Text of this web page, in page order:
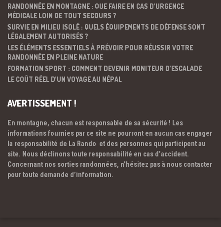
RANDONNÉE EN MONTAGNE : QUE FAIRE EN CAS D’URGENCE
MÉDICALE LOIN DE TOUT SECOURS ?
SURVIE EN MILIEU ISOLÉ : QUELS ÉQUIPEMENTS DE DÉFENSE SONT
LÉGALEMENT AUTORISÉS ?
LES ÉLÉMENTS ESSENTIELS À PRÉVOIR POUR RÉUSSIR VOTRE
RANDONNÉE EN PLEINE NATURE
FORMATION SPORT : COMMENT DEVENIR MONITEUR D’ESCALADE
LE COÛT RÉEL D’UN VOYAGE AU NÉPAL
AVERTISSEMENT !
En montagne, chacun est responsable de sa sécurité ! Les
informations fournies par ce site ne pourront en aucun cas engager
la responsabilité de La Rando et des personnes qui participent au
site. Nous déclinons toute responsabilité en cas d’accident.
Concernant nos sorties randonnées, n’hésitez pas à nous contacter
pour toute demande d’information.